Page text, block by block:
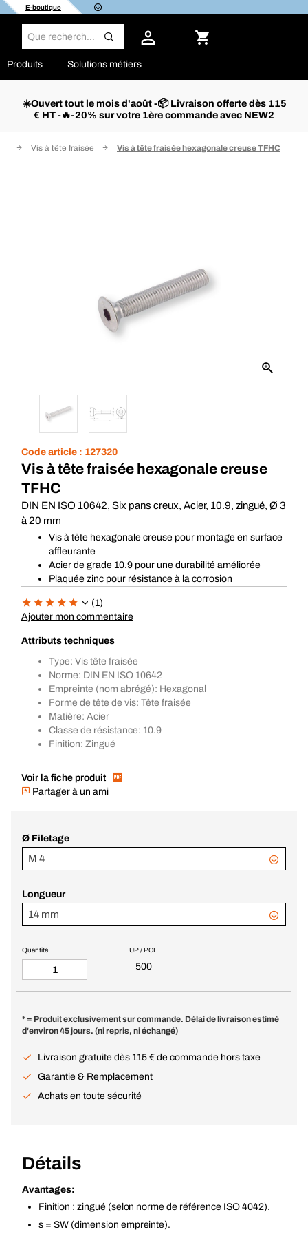
E-boutique
Produits Solutions métiers
☀️Ouvert tout le mois d'août -📦 Livraison offerte dès 115
€ HT -🔥-20% sur votre 1ère commande avec NEW2
Vis à tête fraisée Vis à tête fraisée hexagonale creuse TFHC
Code article : 127320
Vis à tête fraisée hexagonale creuse
TFHC
DIN EN ISO 10642, Six pans creux, Acier, 10.9, zingué, Ø 3
à 20 mm
Vis à tête hexagonale creuse pour montage en surface
affleurante
Acier de grade 10.9 pour une durabilité améliorée
Plaquée zinc pour résistance à la corrosion
(1)
Ajouter mon commentaire
Attributs techniques
Type: Vis tête fraisée
Norme: DIN EN ISO 10642
Empreinte (nom abrégé): Hexagonal
Forme de tête de vis: Tête fraisée
Matière: Acier
Classe de résistance: 10.9
Finition: Zingué
Voir la fiche produit
Partager à un ami
Ø Filetage
M 4
Longueur
14 mm
UP / PCE
500
Quantité
* = Produit exclusivement sur commande. Délai de livraison estimé
d'environ 45 jours. (ni repris, ni échangé)
Livraison gratuite dès 115 € de commande hors taxe
Garantie & Remplacement
Achats en toute sécurité
Détails
Avantages:
Finition : zingué (selon norme de référence ISO 4042).
s = SW (dimension empreinte).